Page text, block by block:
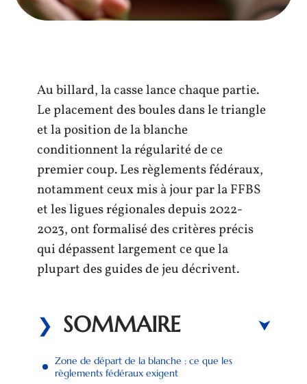
Au billard, la casse lance chaque partie.
Le placement des boules dans le triangle
et la position de la blanche
conditionnent la régularité de ce
premier coup. Les règlements fédéraux,
notamment ceux mis à jour par la FFBS
et les ligues régionales depuis 2022-
2023, ont formalisé des critères précis
qui dépassent largement ce que la
plupart des guides de jeu décrivent.
SOMMAIRE
Zone de départ de la blanche : ce que les
règlements fédéraux exigent